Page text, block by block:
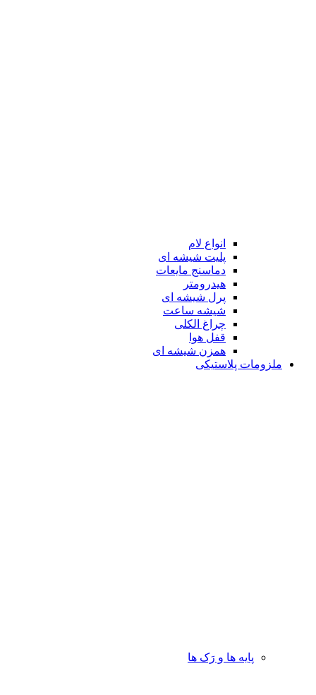
انواع لام
پلیت شیشه ای
دماسنج مایعات
هیدرومتر
پرل شیشه ای
شیشه ساعت
چراغ الکلی
قفل هوا
همزن شیشه ای
ملزومات پلاستیکی
پایه ها و رَک ها